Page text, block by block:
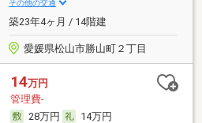
その他の交通
築23年4ヶ月 / 14階建
愛媛県松山市勝山町２丁目
14万円
管理費-
28万円
14万円